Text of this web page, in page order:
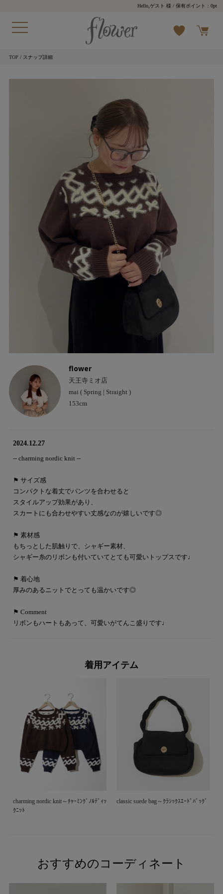
Hello,ゲスト 様 / 保有ポイント：0pt
TOP / スナップ詳細
flower
天王寺ミオ店
mai ( Spring | Straight )
153cm
2024.12.27
-- charming nordic knit --
⚑ サイズ感
コンパクトな着丈でパンツを合わせると
スタイルアップ効果があり、
スカートにも合わせやすい丈感なのが嬉しいです◎
⚑ 素材感
もちっとした肌触りで、シャギー素材、
シャギー糸のリボンも付いていてとても可愛いトップスです♩
⚑ 着心地
厚みのあるニットでとっても温かいです◎
⚑ Comment
リボンもハートもあって、可愛いがてんこ盛りです♩
着用アイテム
charming nordic knit～ﾁｬｰﾐﾝｸﾞﾉﾙﾃﾞｨｯ
ｸﾆｯﾄ
classic suede bag～ｸﾗｼｯｸｽｴｰﾄﾞﾊﾞｯｸﾞ
おすすめのコーディネート